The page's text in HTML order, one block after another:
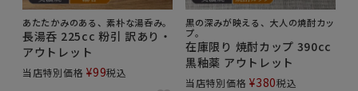
あたたかみのある、素朴な湯呑み。
長湯呑 225cc 粉引 訳あり・
アウトレット
当店特別価格 ¥99税込
黒の深みが映える、大人の焼酎カッ
プ。
在庫限り 焼酎カップ 390cc
黒釉薬 アウトレット
当店特別価格 ¥380税込